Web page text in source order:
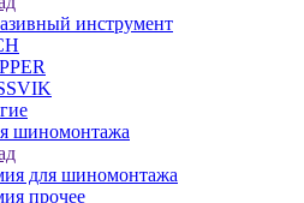
инструмент
шиномонтажа
для шиномонтажа
прочее